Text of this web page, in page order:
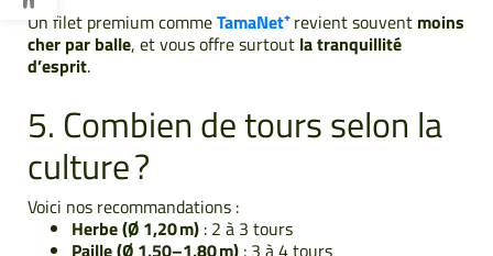
Un filet premium commeTamaNet⁺revient souvent moins
cher par balle, et vous offre surtout la tranquillité
d’esprit.
5. Combien de tours selon la
culture ?
Voici nos recommandations :
Herbe (Ø 1,20 m) : 2 à 3 tours
Paille (Ø 1,50–1,80 m) : 3 à 4 tours